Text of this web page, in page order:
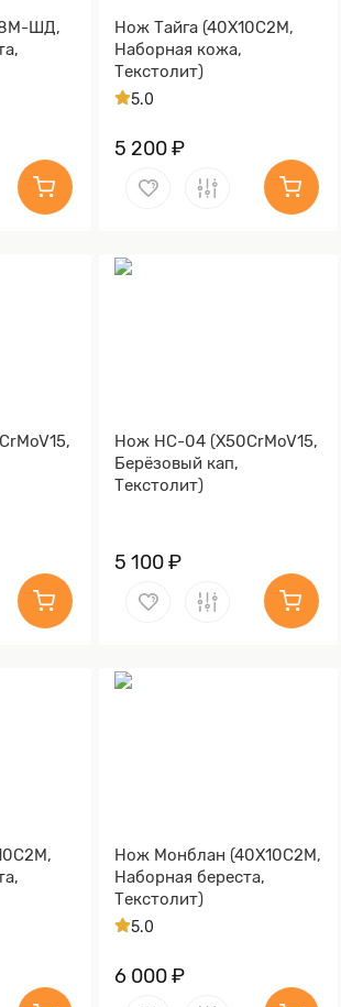
ШД,
Нож Тайга (40Х10С2М,
Наборная кожа,
Текстолит)
5.0
5 200 ₽
Нож НС-04 (X50CrMoV15,
Берёзовый кап,
Текстолит)
5 100 ₽
Нож Монблан (40Х10С2М,
Наборная береста,
Текстолит)
5.0
6 000 ₽